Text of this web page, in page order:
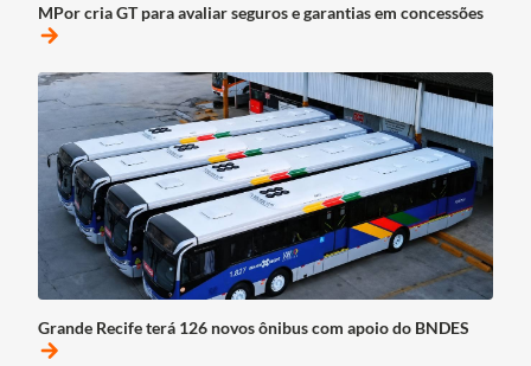
MPor cria GT para avaliar seguros e garantias em concessões
arrow_forward
Grande Recife terá 126 novos ônibus com apoio do BNDES
arrow_forward